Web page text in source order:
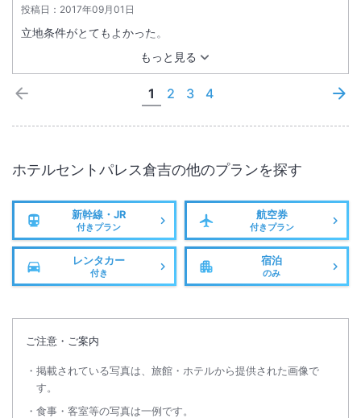
投稿日： 2017年09月01日
もっと見る
立地条件がとてもよかった。
1 2 3 4
ホテルセントパレス倉吉の他のプランを探す
新幹線・JR
付きプラン
航空券
付きプラン
レンタカー
付き
宿泊
のみ
ご注意・ご案内
掲載されている写真は、旅館・ホテルから提供された画像で
す。
食事・客室等の写真は一例です。